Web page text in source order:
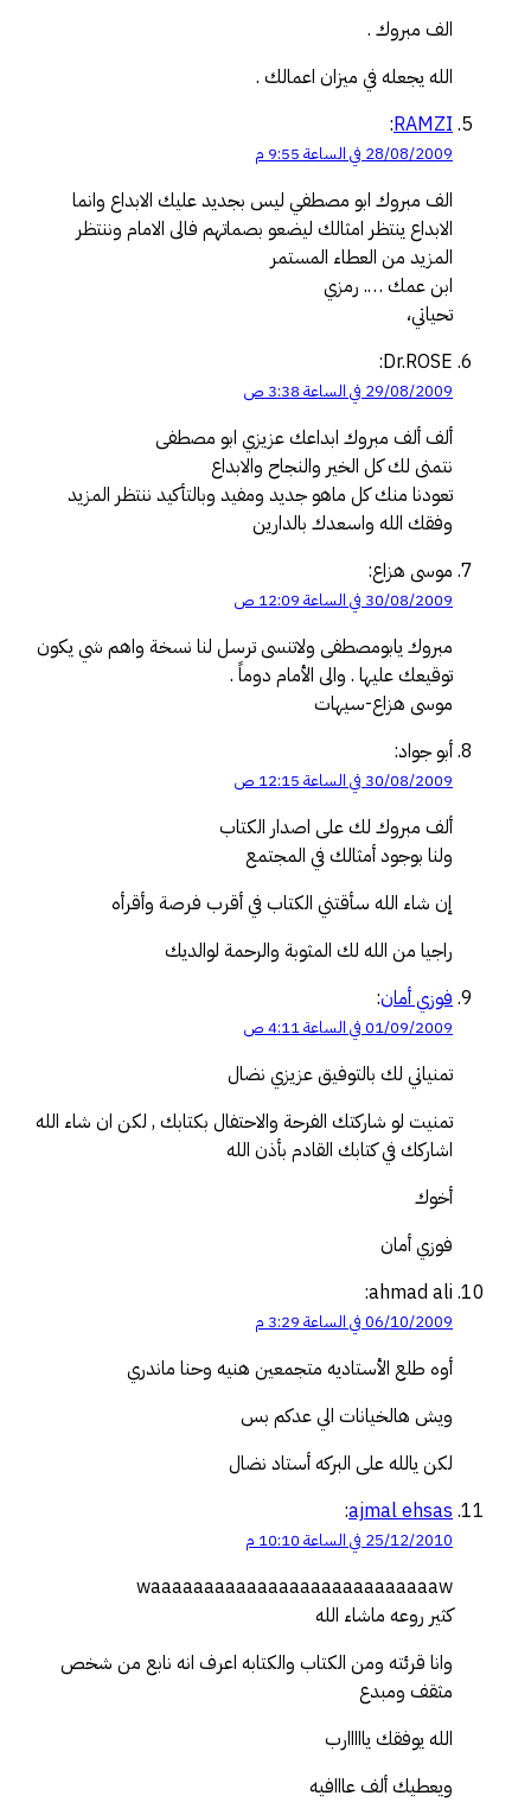
الف مبروك .
الله يجعله في ميزان اعمالك .
RAMZI
:
28/08/2009 في الساعة 9:55 م
الف مبروك ابو مصطفي ليس بجديد عليك الابداع وانما
الابداع ينتظر امثالك ليضعو بصماتهم فالى الامام وننتظر
المزيد من العطاء المستمر
ابن عمك …. رمزي
تحياتي،
Dr.ROSE:
29/08/2009 في الساعة 3:38 ص
ألف ألف مبروك ابداعك عزيزي ابو مصطفى
نتمنى لك كل الخير والنجاح والابداع
تعودنا منك كل ماهو جديد ومفيد وبالتأكيد ننتظر المزيد
وفقك الله واسعدك بالدارين
موسى هزاع:
30/08/2009 في الساعة 12:09 ص
مبروك يابومصطفى ولاتنسى ترسل لنا نسخة واهم شي يكون
توقيعك عليها . والى الأمام دوماً .
موسى هزاع-سيهات
أبو جواد:
30/08/2009 في الساعة 12:15 ص
ألف مبروك لك على اصدار الكتاب
ولنا بوجود أمثالك في المجتمع
إن شاء الله سأقتني الكتاب في أقرب فرصة وأقرأه
راجيا من الله لك المثوبة والرحمة لوالديك
فوزي أمان:
01/09/2009 في الساعة 4:11 ص
تمنياتي لك بالتوفيق عزيزي نضال
تمنيت لو شاركتك الفرحة والاحتفال بكتابك , لكن ان شاء الله
اشاركك في كتابك القادم بأذن الله
أخوك
فوزي أمان
ahmad ali:
06/10/2009 في الساعة 3:29 م
أوه طلع الأستاديه متجمعين هنيه وحنا ماندري
ويش هالخيانات الي عدكم بس
لكن يالله على البركه أستاد نضال
ajmal ehsas
:
25/12/2010 في الساعة 10:10 م
waaaaaaaaaaaaaaaaaaaaaaaaaaaw
كثير روعه ماشاء الله
وانا قرئته ومن الكتاب والكتابه اعرف انه نابع من شخص
مثقف ومبدع
الله يوفقك يااااارب
ويعطيك ألف عااافيه